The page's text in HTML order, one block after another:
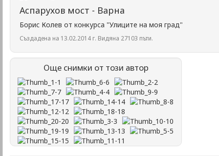
Аспарухов мост - Варна
Борис Колев от конкурса "Улиците на моя град"
Създадена на 13.02.2014 г. Видяна 27103 пъти.
Още снимки от този автор